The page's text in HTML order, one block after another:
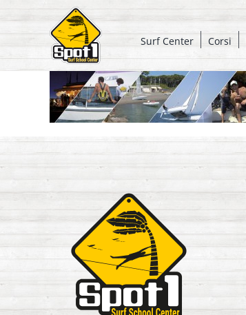
contenuto
Surf Center Corsi